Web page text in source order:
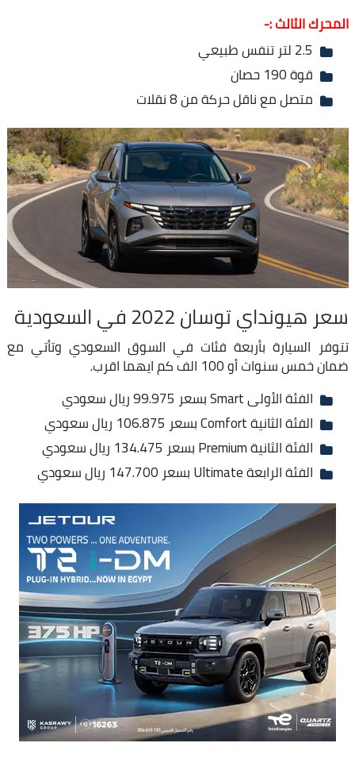
المحرك الثالث :-
2.5 لتر تنفس طبيعي
قوة 190 حصان
متصل مع ناقل حركة من 8 نقلات
سعر هيونداي توسان 2022 في السعودية
تتوفر السيارة بأربعة فئات في السوق السعودي وتأتي مع
ضمان خمس سنوات أو 100 الف كم ايهما اقرب.
الفئة الأولى Smart بسعر 99.975 ريال سعودي
الفئة الثانية Comfort بسعر 106.875 ريال سعودي
الفئة الثانية Premium بسعر 134.475 ريال سعودي
الفئة الرابعة Ultimate بسعر 147.700 ريال سعودي